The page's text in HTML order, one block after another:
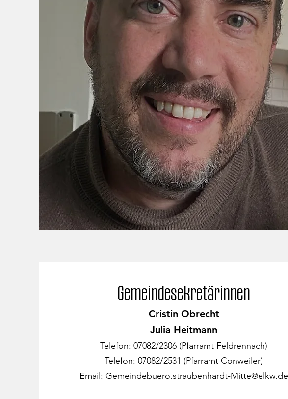
Gemeindesekretärinnen
Cristin Obrecht
Julia Heitmann
Telefon: 07082/2306 (Pfarramt Feldrennach)
Telefon: 07082/2531 (Pfarramt Conweiler)
Email: Gemeindebuero.straubenhardt-Mitte@elkw.de